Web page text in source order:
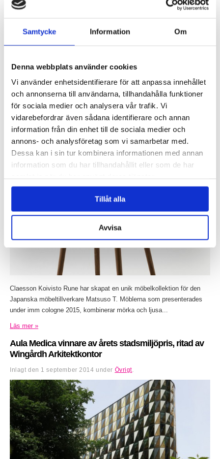
Samtycke Information Om
Denna webbplats använder cookies
Vi använder enhetsidentifierare för att anpassa innehållet
och annonserna till användarna, tillhandahålla funktioner
för sociala medier och analysera vår trafik. Vi
vidarebefordrar även sådana identifierare och annan
information från din enhet till de sociala medier och
annons- och analysföretag som vi samarbetar med.
Dessa kan i sin tur kombinera informationen med annan
information som du har tillhandahållit eller som de har
Tillåt alla
Avvisa
Engblad & Co, från Eco Wallpaper, har vunnit en utmärkelse i 2015
års upplaga av Wallpaper* Design Award för tapeten Blur, med design
av Claesson...
Läs mer »
Claesson Koivisto Rune gör randig möbelkollektion
för Matsuso T
Inlagt den 20 januari 2015 under Övrigt .
Claesson Koivisto Rune har skapat en unik möbelkollektion för den
Japanska möbeltillverkare Matsuso T. Möblerna som presenterades
under imm cologne 2015, kombinerar mörka och ljusa...
Läs mer »
Aula Medica vinnare av årets stadsmiljöpris, ritad av
Wingårdh Arkitektkontor
Inlagt den 1 september 2014 under Övrigt